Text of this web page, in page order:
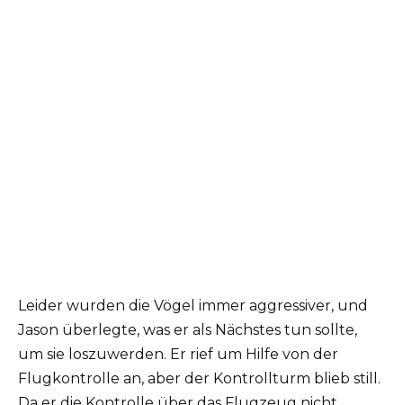
Leider wurden die Vögel immer aggressiver, und
Jason überlegte, was er als Nächstes tun sollte,
um sie loszuwerden. Er rief um Hilfe von der
Flugkontrolle an, aber der Kontrollturm blieb still.